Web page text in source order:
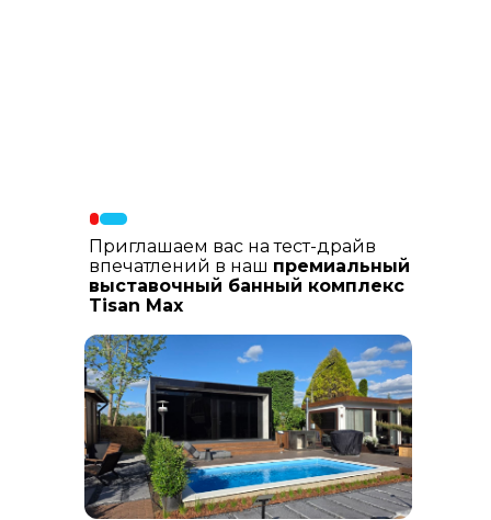
Приглашаем вас на тест-драйв
впечатлений в наш премиальный
выставочный банный комплекс
Tisan Max
лиственницы, шлифованный
керамогранит